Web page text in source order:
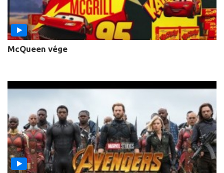
McQueen vége